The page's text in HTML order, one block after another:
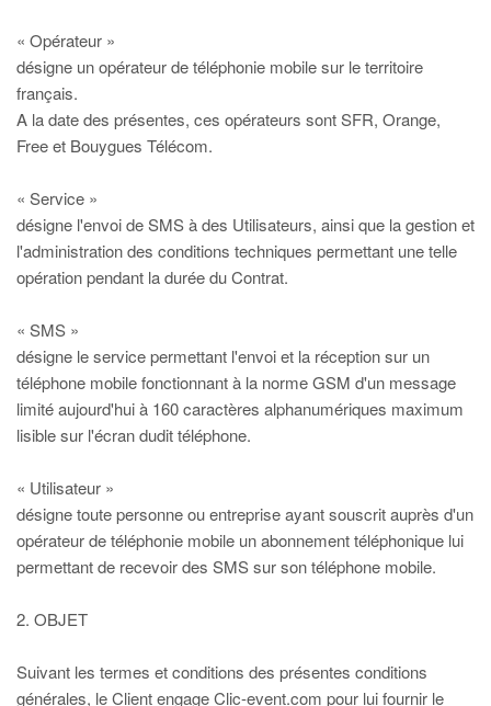
« Opérateur »
désigne un opérateur de téléphonie mobile sur le territoire
français.
A la date des présentes, ces opérateurs sont SFR, Orange,
Free et Bouygues Télécom.
« Service »
désigne l'envoi de SMS à des Utilisateurs, ainsi que la gestion et
l'administration des conditions techniques permettant une telle
opération pendant la durée du Contrat.
« SMS »
désigne le service permettant l'envoi et la réception sur un
téléphone mobile fonctionnant à la norme GSM d'un message
limité aujourd'hui à 160 caractères alphanumériques maximum
lisible sur l'écran dudit téléphone.
« Utilisateur »
désigne toute personne ou entreprise ayant souscrit auprès d'un
opérateur de téléphonie mobile un abonnement téléphonique lui
permettant de recevoir des SMS sur son téléphone mobile.
2. OBJET
Suivant les termes et conditions des présentes conditions
générales, le Client engage Clic-event.com pour lui fournir le